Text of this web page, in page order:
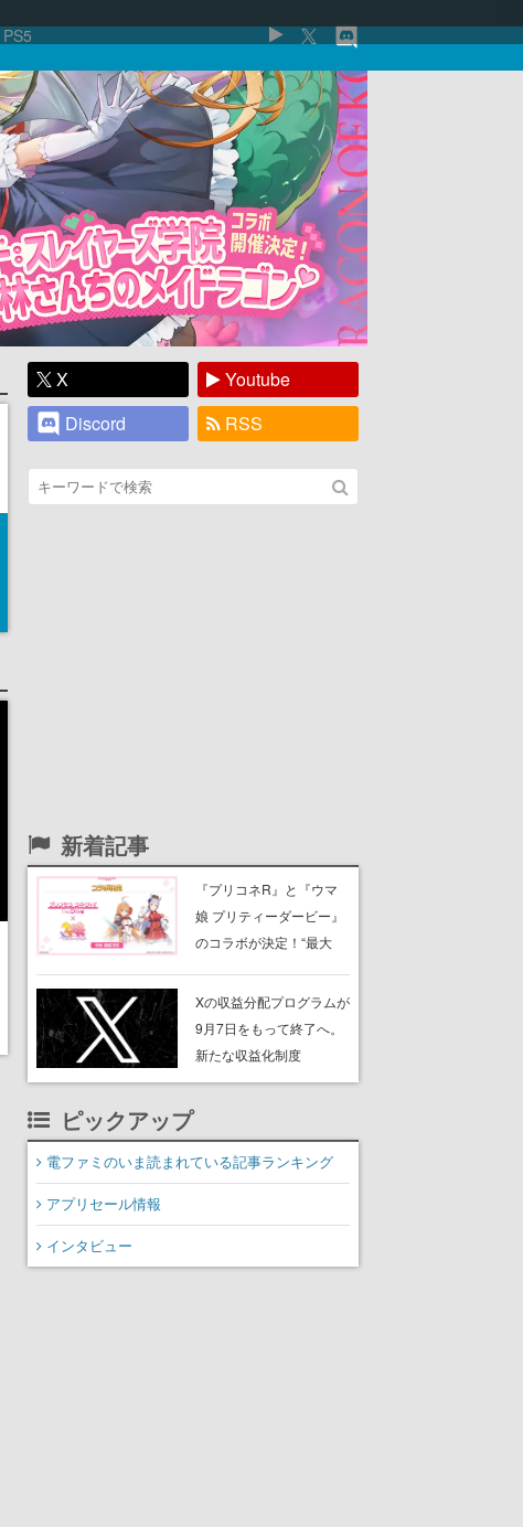
PS5
X
Youtube
Discord
RSS
新着記事
『プリコネR』と『ウマ
娘 プリティーダービー』
のコラボが決定！“最大
ンペーンなども発表
Xの収益分配プログラムが
9月7日をもって終了へ。
新たな収益化制度
「Original Content
ピックアップ
電ファミのいま読まれている記事ランキング
アプリセール情報
インタビュー